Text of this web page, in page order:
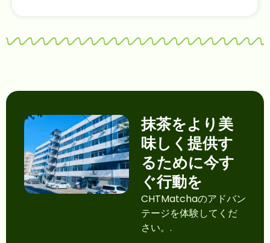
抹茶をより美
味しく提供す
るために今す
ぐ行動を
CHTMatchaのアドバン
テージを体験してくだ
さい。.